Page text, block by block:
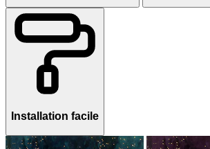
Installation facile